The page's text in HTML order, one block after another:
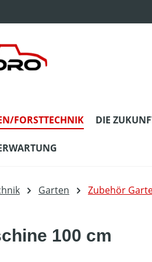
FORSTTECHNIK DIE
Garten Zubehör
100 cm